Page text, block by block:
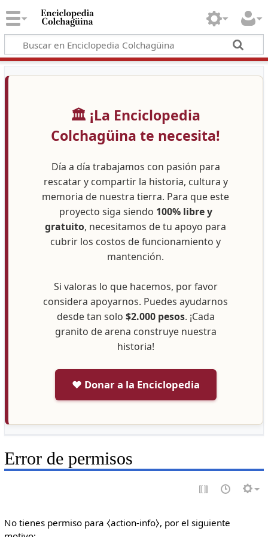
🏛️ ¡La Enciclopedia
Colchagüina te necesita!
Día a día trabajamos con pasión para
rescatar y compartir la historia, cultura y
memoria de nuestra tierra. Para que este
proyecto siga siendo 100% libre y
gratuito, necesitamos de tu apoyo para
cubrir los costos de funcionamiento y
mantención.
Si valoras lo que hacemos, por favor
considera apoyarnos. Puedes ayudarnos
desde tan solo $2.000 pesos. ¡Cada
granito de arena construye nuestra
historia!
❤️ Donar a la Enciclopedia
Error de permisos
No tienes permiso para ⧼action-info⧽, por el siguiente